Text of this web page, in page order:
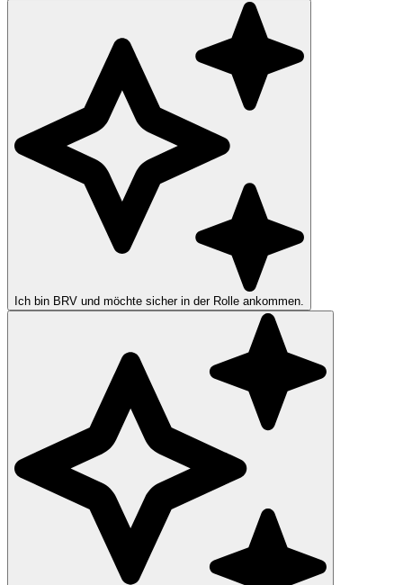
Ich bin BRV und möchte sicher in der Rolle ankommen.